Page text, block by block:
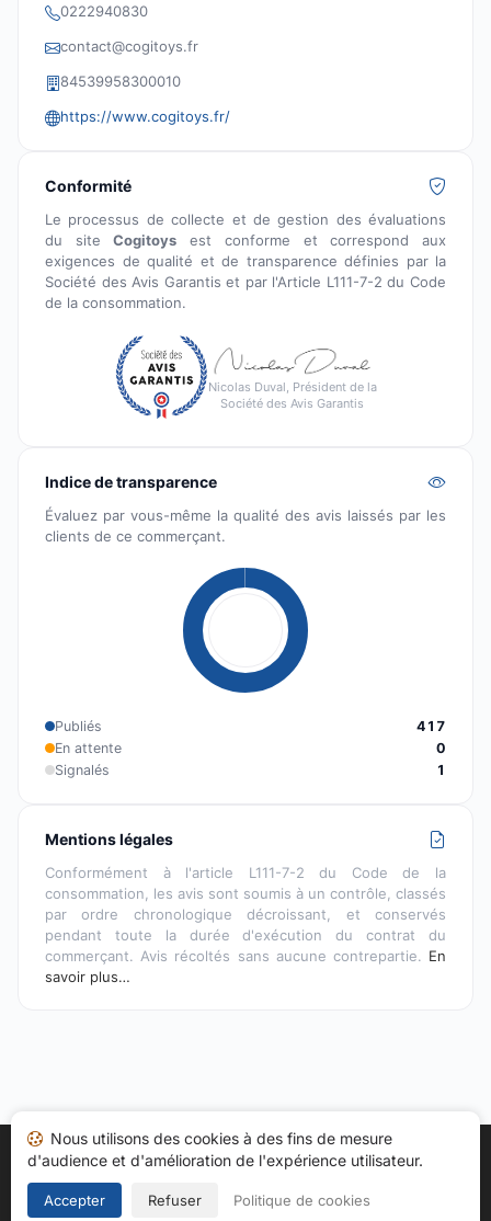
0222940830
contact@cogitoys.fr
84539958300010
https://www.cogitoys.fr/
Conformité
Le processus de collecte et de gestion des évaluations
du siteCogitoys est conforme et correspond aux
exigences de qualité et de transparence définies par la
Société des Avis Garantis et par l'Article L111-7-2 du Code
de la consommation.
Nicolas Duval, Président de la
Société des Avis Garantis
Indice de transparence
Évaluez par vous-même la qualité des avis laissés par les
clients de ce commerçant.
Publiés
417
En attente
0
Signalés
1
Mentions légales
Conformément à l'article L111-7-2 du Code de la
consommation, les avis sont soumis à un contrôle, classés
par ordre chronologique décroissant, et conservés
pendant toute la durée d'exécution du contrat du
commerçant. Avis récoltés sans aucune contrepartie. En
savoir plus…
Accueil Mes avis Catégories CGU
Cookies
Politique de confidentialité
Nous utilisons des cookies à des fins de mesure
d'audience et d'amélioration de l'expérience utilisateur.
Accepter Refuser Politique de cookies